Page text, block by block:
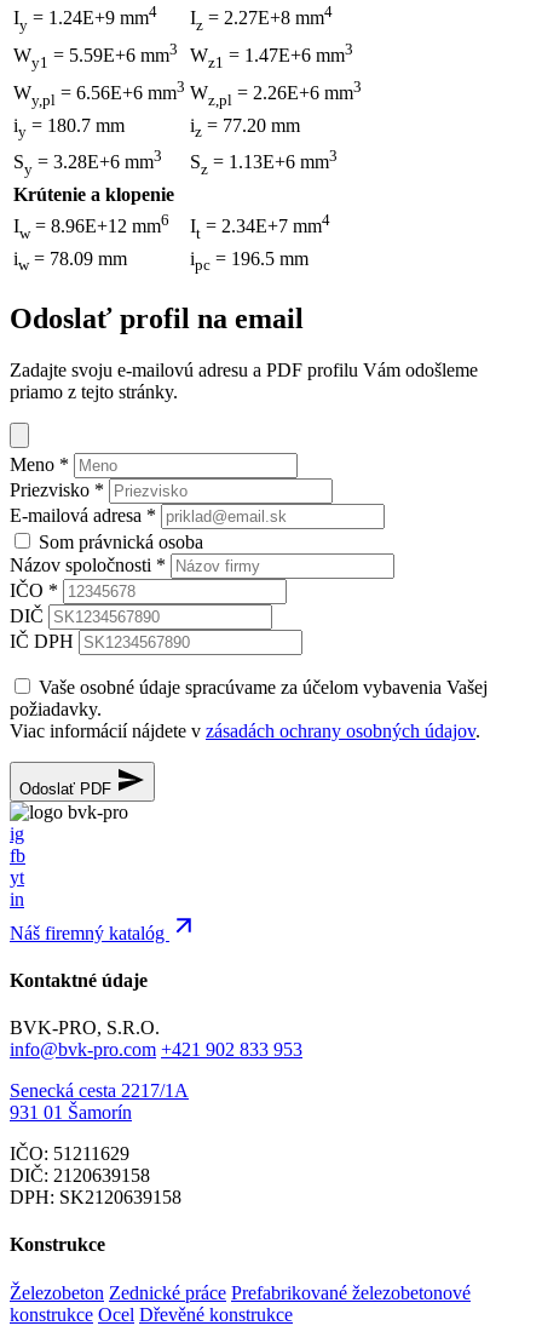
Iy = 1.24E+9 mm4 Iz = 2.27E+8 mm4
Wy1 = 5.59E+6 mm3 Wz1 = 1.47E+6 mm3
Wy,pl = 6.56E+6 mm3 Wz,pl = 2.26E+6 mm3
iy = 180.7 mm iz = 77.20 mm
Sy = 3.28E+6 mm3 Sz = 1.13E+6 mm3
Krútenie a klopenie
Iw = 8.96E+12 mm6 It = 2.34E+7 mm4
iw= 78.09 mm ipc = 196.5 mm
Odoslať profil na email
Zadajte svoju e-mailovú adresu a PDF profilu Vám odošleme
priamo z tejto stránky.
Meno *
Priezvisko *
E-mailová adresa *
Som právnická osoba
Názov spoločnosti *
IČO *
DIČ
IČ DPH
Vaše osobné údaje spracúvame za účelom vybavenia Vašej
požiadavky.
Viac informácií nájdete v zásadách ochrany osobných údajov.
Odoslať PDF
ig
fb
yt
in
Náš firemný katalóg
Kontaktné údaje
BVK-PRO, S.R.O.
info@bvk-pro.com +421 902 833 953
Senecká cesta 2217/1A
931 01 Šamorín
IČO: 51211629
DIČ: 2120639158
DPH: SK2120639158
Konstrukce
Železobeton Zednické práce Prefabrikované železobetonové
konstrukce Ocel Dřevěné konstrukce